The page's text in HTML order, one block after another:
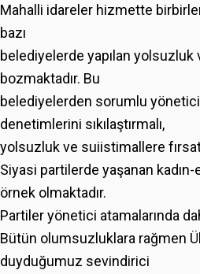
Mahalli idareler hizmette
bazı
belediyelerde yapılan
bozmaktadır. Bu
belediyelerden sorumlu
denetimlerini sıkılaştırmalı,
yolsuzluk ve suiistimallere
Siyasi partilerde yaşanan
örnek olmaktadır.
Partiler yönetici atamalarında
Bütün olumsuzluklara rağmen
duyduğumuz sevindirici